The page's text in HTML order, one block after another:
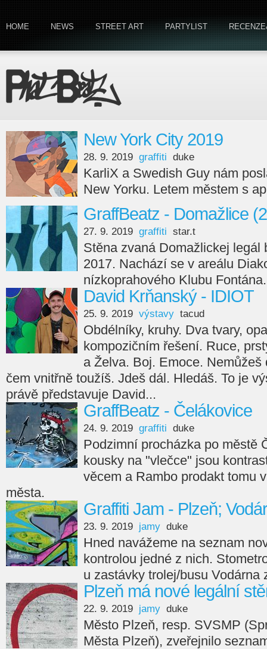
HOME NEWS STREET ART PARTYLIST
New York City 2019
28. 9. 2019 graffiti duke
KarliX a Swedish Guy nám
New Yorku. Letem městem s
GraffBeatz - Domažlice
27. 9. 2019 graffiti star.t
Stěna zvaná Domažlickej legál
2017. Nachází se v areálu
nízkoprahového Klubu Fontána.
David Krňanský - IDIOT
25. 9. 2019 výstavy tacud
Obdélníky, kruhy. Dva tvary,
kompozičním řešení. Ruce,
a Želva. Boj. Emoce.
čem vnitřně toužíš. Jdeš dál. Hledáš. To je
právě představuje David...
GraffBeatz - Čelákovice
24. 9. 2019 graffiti duke
Podzimní procházka po městě
kousky na "vlečce" jsou
věcem a Rambo prodakt tomu
města.
Graffiti Jam - Plzeň;
23. 9. 2019 jamy duke
Hned navážeme na seznam
kontrolou jedné z nich.
u zastávky trolej/busu Vodárna
Plzeň má nové legální
22. 9. 2019 jamy duke
Město Plzeň, resp. SVSMP
Města Plzeň), zveřejnilo